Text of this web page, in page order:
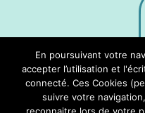
En poursuivant votre
accepter l’utilisation et
connecté. Ces Cookies
suivre votre